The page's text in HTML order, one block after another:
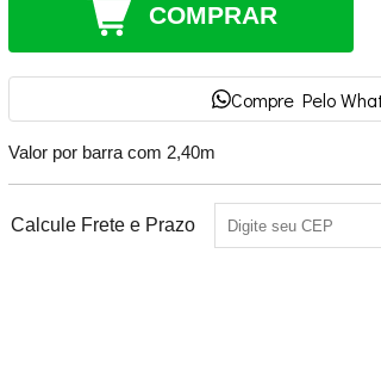
COMPRAR
Compre Pelo
Valor por barra com 2,40m
Calcule Frete e Prazo